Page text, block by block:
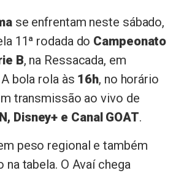
se enfrentam neste sábado,
11ª rodada do Campeonato
B, na Ressacada, em
bola rola às 16h, no horário
transmissão ao vivo de
Disney+ e Canal GOAT.
peso regional e também
tabela. O Avaí chega